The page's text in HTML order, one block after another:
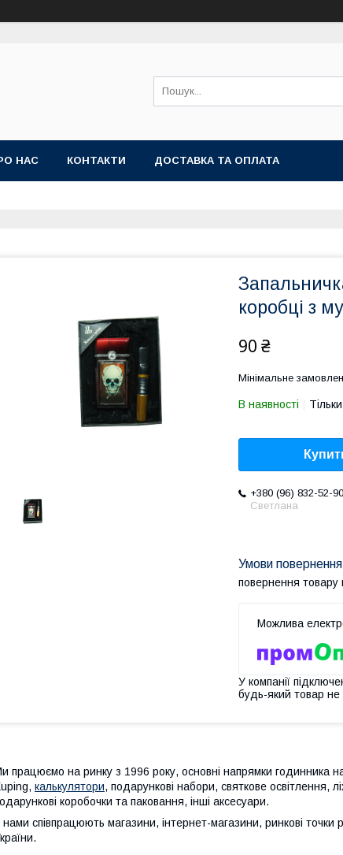
НАС КОНТАКТИ ДОСТАВКА ТА ОПЛАТА
коробці з
90 ₴
Мінімальне
В наявності
+380 (96) 832-52-90
Светлана
повернення товару
У компанії
будь-який товар
працюємо на ринку з 1996 року, основні напрямки годинника
калькулятори, подарункові набори, святкове освітлення,
коробочки та паковання, інші аксесуари.
нами співпрацюють магазини, інтернет-магазини, ринкові точки